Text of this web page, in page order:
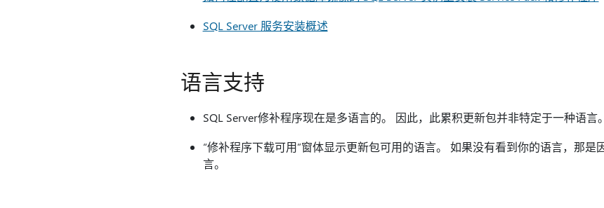
SQL Server 服务安装概述
语言支持
SQL Server修补程序现在是多语言的。 因此，此累积更新包并非特定于一种语言
“修补程序下载可用”窗体显示更新包可用的语言。 如果没有看到你的语言，那是
言。